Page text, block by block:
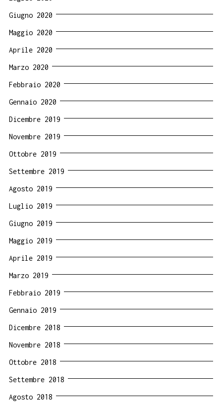
Giugno 2020
Maggio 2020
Aprile 2020
Marzo 2020
Febbraio 2020
Gennaio 2020
Dicembre 2019
Novembre 2019
Ottobre 2019
Settembre 2019
Agosto 2019
Luglio 2019
Giugno 2019
Maggio 2019
Aprile 2019
Marzo 2019
Febbraio 2019
Gennaio 2019
Dicembre 2018
Novembre 2018
Ottobre 2018
Settembre 2018
Agosto 2018